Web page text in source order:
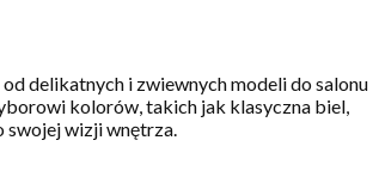
delikatnych i zwiewnych modeli do salonu
kolorów, takich jak klasyczna biel,
swojej wizji wnętrza.